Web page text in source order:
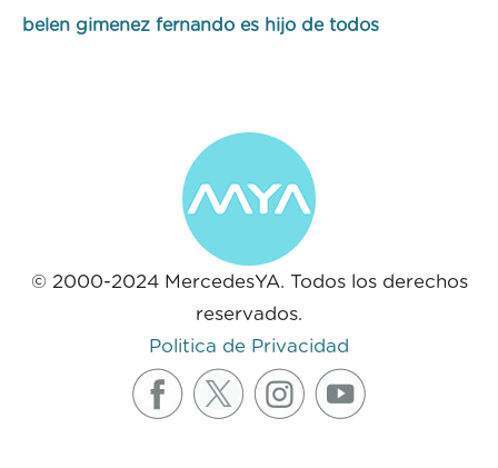
belen gimenez fernando es hijo de todos
© 2000-2024 MercedesYA. Todos los derechos
reservados.
Politica de Privacidad